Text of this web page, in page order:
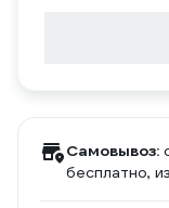
Самовывоз:
бесплатно,